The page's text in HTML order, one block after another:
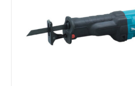
SÉLECTIONNEZ LES DATES
VOIR LE PRODUIT